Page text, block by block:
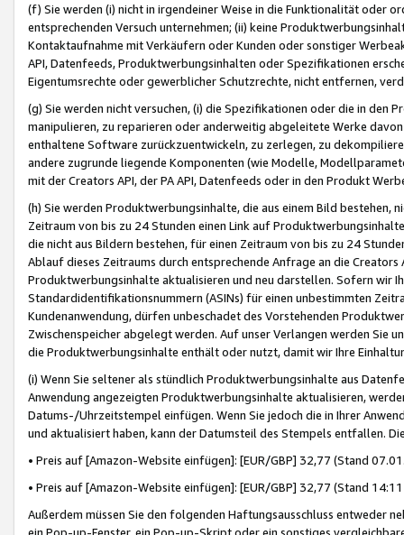
(f) Sie werden (i) nicht in irgendeiner Weise in die Funktionalität oder
entsprechenden Versuch unternehmen; (ii) keine
Kontaktaufnahme mit Verkäufern oder Kunden oder sonstiger
API, Datenfeeds, Produktwerbungsinhalten oder Spezifikationen
Eigentumsrechte oder gewerblicher Schutzrechte, nicht entfernen,
(g) Sie werden nicht versuchen, (i) die Spezifikationen oder die in
manipulieren, zu reparieren oder anderweitig abgeleitete Werke
enthaltene Software zurückzuentwickeln, zu zerlegen, zu
andere zugrunde liegende Komponenten (wie Modelle,
mit der Creators API, der PA API, Datenfeeds oder in den Produkt
(h) Sie werden Produktwerbungsinhalte, die aus einem Bild bestehen,
Zeitraum von bis zu 24 Stunden einen Link auf
die nicht aus Bildern bestehen, für einen Zeitraum von bis zu 24
Ablauf dieses Zeitraums durch entsprechende Anfrage an die
Produktwerbungsinhalte aktualisieren und neu darstellen. Sofern wir
Standardidentifikationsnummern (ASINs) für einen unbestimmten
Kundenanwendung, dürfen unbeschadet des Vorstehenden
Zwischenspeicher abgelegt werden. Auf unser Verlangen werden Sie
die Produktwerbungsinhalte enthält oder nutzt, damit wir Ihre
(i) Wenn Sie seltener als stündlich Produktwerbungsinhalte aus
Anwendung angezeigten Produktwerbungsinhalte aktualisieren,
Datums-/Uhrzeitstempel einfügen. Wenn Sie jedoch die in Ihrer
und aktualisiert haben, kann der Datumsteil des Stempels entfallen.
• Preis auf [Amazon-Website einfügen]: [EUR/GBP] 32,77 (Stand
• Preis auf [Amazon-Website einfügen]: [EUR/GBP] 32,77 (Stand
Außerdem müssen Sie den folgenden Haftungsausschluss entweder
ein Pop-up-Fenster, ein Pop-up-Skript oder ein sonstiges